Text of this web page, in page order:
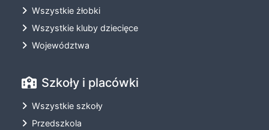
Wszystkie żłobki
Wszystkie kluby dziecięce
Województwa
Szkoły i placówki
Wszystkie szkoły
Przedszkola